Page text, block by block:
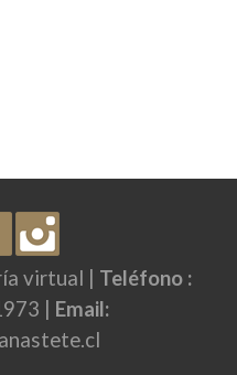
virtual | Teléfono :
| Email: